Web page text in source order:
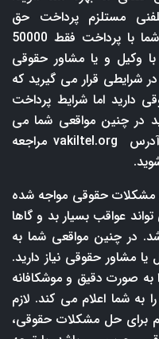
مستلزم پرداخت حق
المشاوره است اما در وکلای تلفنی شما با پرداخت فقط 50000
به مدت 5 دقیقه با وکیل و یا مشاور حقوقی
شرایطی قرار می گیرید که
دارید اما شرایط پرداخت
در چنین مواقعی شما می
vakiltel.org مراجعه
مشکلات حقوقی مواجه شده
عواقب بسیار بد و گاها
در چنین مواقعی شما به
مشاور حقوقی نیاز دارید.
صورت دقیق و موشکافانه
به شما اعلام می کند. لازم
برای حل مشکلات حقوقی،